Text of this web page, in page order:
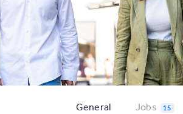
General Jobs 15